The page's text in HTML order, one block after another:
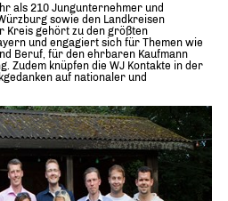
als 210 Jungunternehmer und
sowie den Landkreisen
Kreis gehört zu den größten
und engagiert sich für Themen wie
Beruf, für den ehrbaren Kaufmann
Zudem knüpfen die WJ Kontakte in der
auf nationaler und